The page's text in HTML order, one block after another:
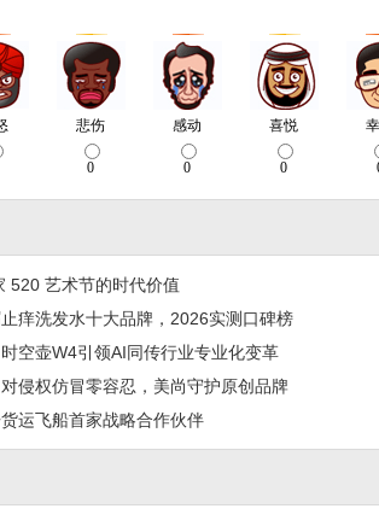
520 艺术节的时代价值
痒洗发水十大品牌，2026实测口碑榜
空壶W4引领AI同传行业专业化变革
侵权仿冒零容忍，美尚守护原创品牌
运飞船首家战略合作伙伴